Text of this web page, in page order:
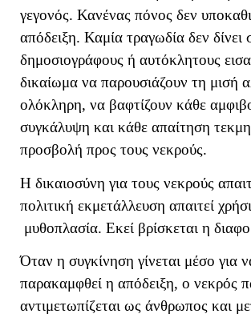
γεγονός. Κανένας πόνος δεν
απόδειξη. Καμία τραγωδία δεν
δημοσιογράφους ή αυτόκλητους
δικαίωμα να παρουσιάζουν τη μισή
ολόκληρη, να βαφτίζουν κάθε
συγκάλυψη και κάθε απαίτηση
προσβολή προς τους νεκρούς.
Η δικαιοσύνη για τους νεκρούς
πολιτική εκμετάλλευση απαιτεί
μυθοπλασία. Εκεί βρίσκεται η
Όταν η συγκίνηση γίνεται μέσο για
παρακαμφθεί η απόδειξη, ο νεκρός
αντιμετωπίζεται ως άνθρωπος και